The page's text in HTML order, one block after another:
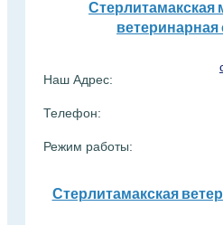
Стерлитамакская
ветеринарная
Наш Адрес:
Телефон:
Режим работы:
Стерлитамакская